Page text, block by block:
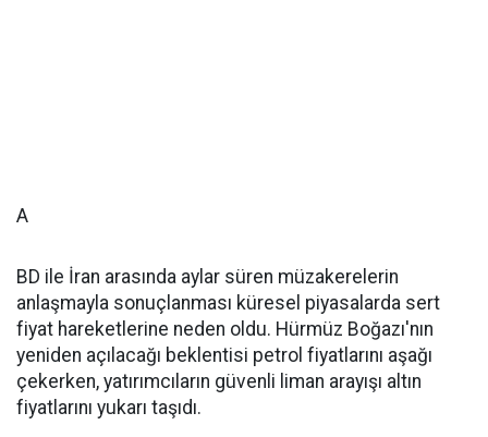
A
BD ile İran arasında aylar süren müzakerelerin
anlaşmayla sonuçlanması küresel piyasalarda sert
fiyat hareketlerine neden oldu. Hürmüz Boğazı'nın
yeniden açılacağı beklentisi petrol fiyatlarını aşağı
çekerken, yatırımcıların güvenli liman arayışı altın
fiyatlarını yukarı taşıdı.